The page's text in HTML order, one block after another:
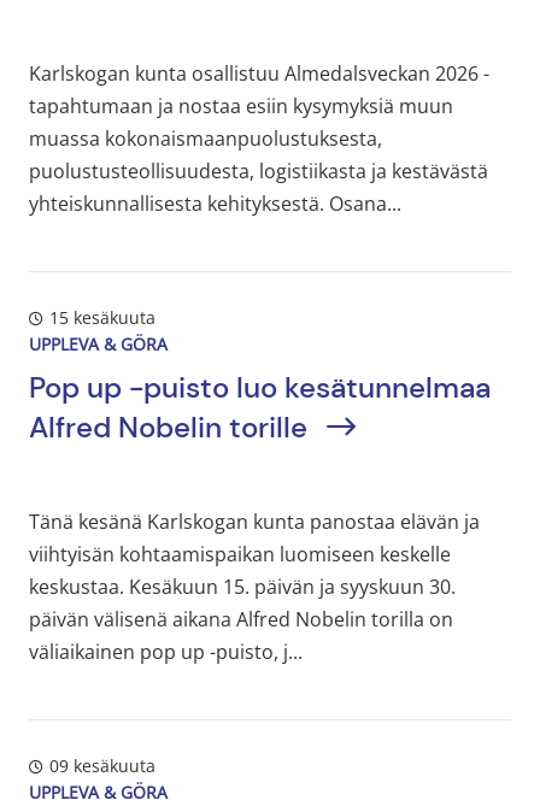
Karlskogan kunta osallistuu Almedalsveckan 2026 -
tapahtumaan ja nostaa esiin kysymyksiä muun
muassa kokonaismaanpuolustuksesta,
puolustusteollisuudesta, logistiikasta ja kestävästä
yhteiskunnallisesta kehityksestä. Osana...
15 kesäkuuta
UPPLEVA & GÖRA
Pop up -puisto luo kesätunnelmaa
Alfred Nobelin torille
Tänä kesänä Karlskogan kunta panostaa elävän ja
viihtyisän kohtaamispaikan luomiseen keskelle
keskustaa. Kesäkuun 15. päivän ja syyskuun 30.
päivän välisenä aikana Alfred Nobelin torilla on
väliaikainen pop up -puisto, j...
09 kesäkuuta
UPPLEVA & GÖRA